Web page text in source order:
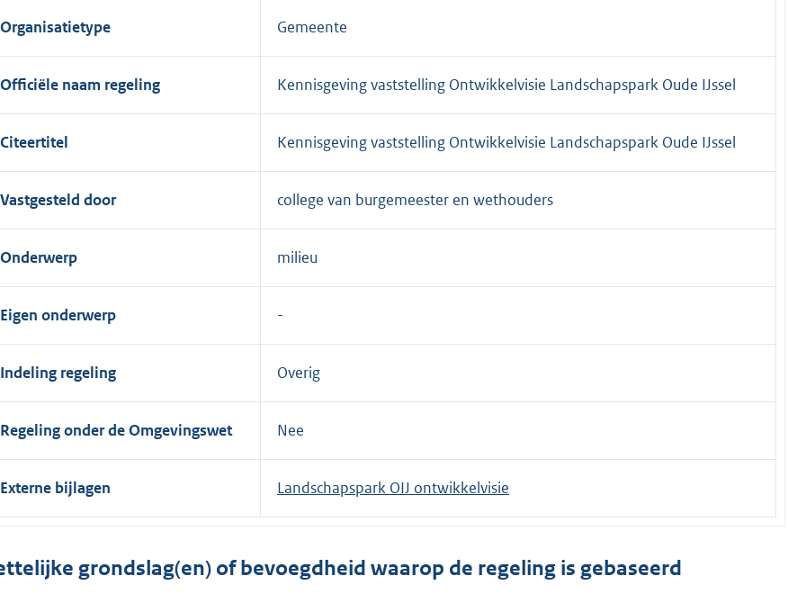
Organisatietype Gemeente
Officiële naam regeling Kennisgeving vaststelling Ontwikkelvisie Landschapspark Oude IJssel
Citeertitel Kennisgeving vaststelling Ontwikkelvisie Landschapspark Oude IJssel
Vastgesteld door college van burgemeester en wethouders
Onderwerp milieu
Eigen onderwerp
Indeling regeling Overig
Regeling onder de Omgevingswet Nee
Externe bijlagen Landschapspark OIJ ontwikkelvisie
grondslag(en) of bevoegdheid waarop de regeling is gebaseerd